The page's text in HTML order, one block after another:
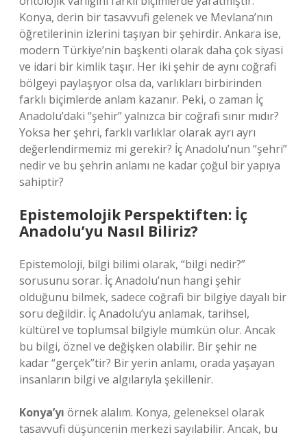
Konya, derin bir tasavvufi gelenek ve Mevlana’nın
öğretilerinin izlerini taşıyan bir şehirdir. Ankara ise,
modern Türkiye’nin başkenti olarak daha çok siyasi
ve idari bir kimlik taşır. Her iki şehir de aynı coğrafi
bölgeyi paylaşıyor olsa da, varlıkları birbirinden
farklı biçimlerde anlam kazanır. Peki, o zaman İç
Anadolu’daki “şehir” yalnızca bir coğrafi sınır mıdır?
Yoksa her şehri, farklı varlıklar olarak ayrı ayrı
değerlendirmemiz mi gerekir? İç Anadolu’nun “şehri”
nedir ve bu şehrin anlamı ne kadar çoğul bir yapıya
sahiptir?
Epistemolojik Perspektiften: İç
Anadolu’yu Nasıl Biliriz?
Epistemoloji, bilgi bilimi olarak, “bilgi nedir?”
sorusunu sorar. İç Anadolu’nun hangi şehir
olduğunu bilmek, sadece coğrafi bir bilgiye dayalı bir
soru değildir. İç Anadolu’yu anlamak, tarihsel,
kültürel ve toplumsal bilgiyle mümkün olur. Ancak
bu bilgi, öznel ve değişken olabilir. Bir şehir ne
kadar “gerçek”tir? Bir yerin anlamı, orada yaşayan
insanların bilgi ve algılarıyla şekillenir.
Konya’yı örnek alalım. Konya, geleneksel olarak
tasavvufi düşüncenin merkezi sayılabilir. Ancak, bu